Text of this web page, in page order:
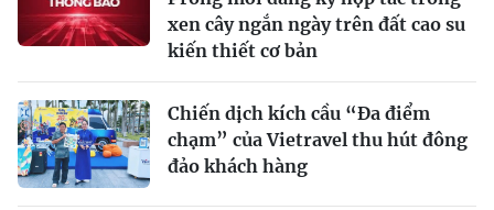
xen cây ngắn ngày trên đất cao su
kiến thiết cơ bản
Chiến dịch kích cầu “Đa điểm
chạm” của Vietravel thu hút đông
đảo khách hàng